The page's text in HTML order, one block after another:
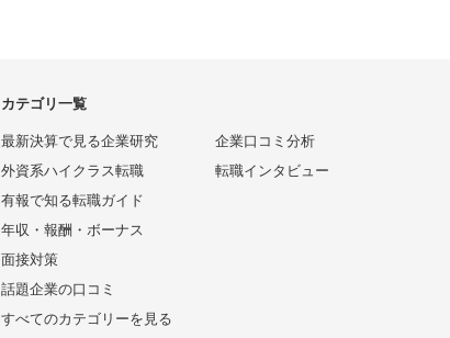
カテゴリ一覧
最新決算で見る企業研究
外資系ハイクラス転職
有報で知る転職ガイド
年収・報酬・ボーナス
面接対策
話題企業の口コミ
企業口コミ分析
転職インタビュー
すべてのカテゴリーを見る